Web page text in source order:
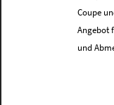
Coupe
Angebot
und